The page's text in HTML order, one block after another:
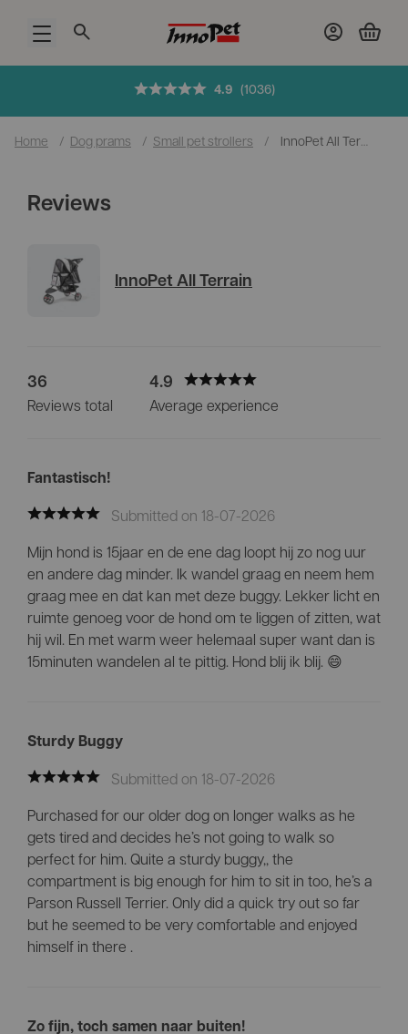
Open menu
Shippedsame dayon orders before 2 p.m.
Home / Dog prams / Small pet strollers / InnoPet All Terrain
Reviews
InnoPet All Terrain
36
Reviews total
4.9
Average experience
Fantastisch!
Submitted on 18-07-2026
Mijn hond is 15jaar en de ene dag loopt hij zo nog uur
en andere dag minder. Ik wandel graag en neem hem
graag mee en dat kan met deze buggy. Lekker licht en
ruimte genoeg voor de hond om te liggen of zitten, wat
hij wil. En met warm weer helemaal super want dan is
15minuten wandelen al te pittig. Hond blij ik blij. 😄
Sturdy Buggy
Submitted on 18-07-2026
Purchased for our older dog on longer walks as he
gets tired and decides he’s not going to walk so
perfect for him. Quite a sturdy buggy,, the
compartment is big enough for him to sit in too, he’s a
Parson Russell Terrier. Only did a quick try out so far
but he seemed to be very comfortable and enjoyed
himself in there .
Zo fijn, toch samen naar buiten!